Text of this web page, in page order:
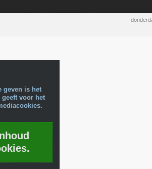
geven is het
voor het